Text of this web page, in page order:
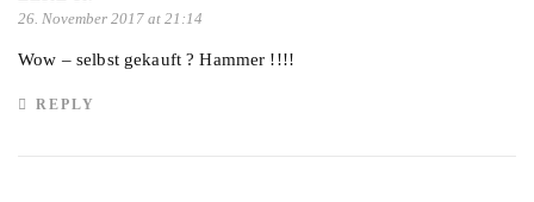
26. November 2017 at 21:14
Wow – selbst gekauft ? Hammer !!!!
REPLY